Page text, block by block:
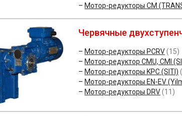
Мотор-редукторы CM
Червячные
Мотор-редукторы PCRV (15)
Мотор-редуктор CMU, CMI
Мотор-редукторы KPC (SITI)
Мотор-редукторы EN-EV
Мотор-редукторы DRV (11)